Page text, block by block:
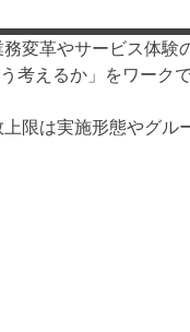
変革やサービス体験
考えるか」をワーク
限は実施形態やグル